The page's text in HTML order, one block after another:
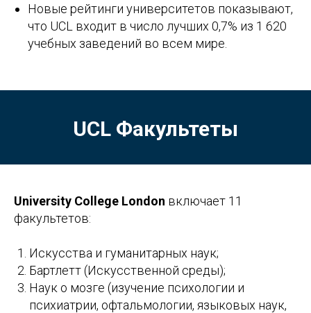
Новые рейтинги университетов показывают,
что UCL входит в число лучших 0,7% из 1 620
учебных заведений во всем мире.
UCL Факультеты
University College London включает 11
факультетов:
Искусства и гуманитарных наук;
Бартлетт (Искусственной среды);
Наук о мозге (изучение психологии и
психиатрии, офтальмологии, языковых наук,